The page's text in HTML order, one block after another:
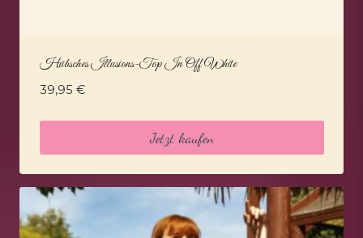
Hübsches Illusions-Top In Off White
39,95 €
Jetzt kaufen